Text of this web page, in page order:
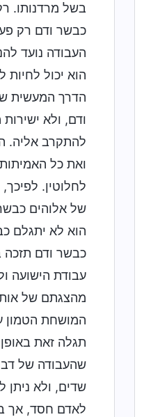
בשל מרדנותו.
כבשר ודם רק
העבודה נועד
הוא יכול
הדרך המעשית
ודם, ולא
להתקרב אליה.
ואת כל
לחלוטין.
של אלוהים
הוא לא יתגלם
כבשר ודם תזכה
עבודת הישועה
מהצגתם של
המושחת הטמון
תגלה זאת
שהעבודה של
שדים, ולא ניתן
לאדם חסד, אך